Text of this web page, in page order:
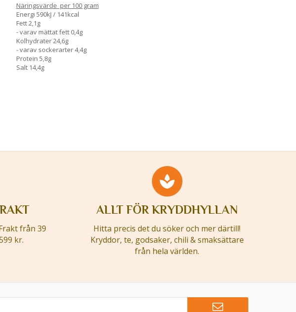
Näringsvärde per 100 gram
Energi 590kJ / 141kcal
Fett 2,1g
- varav mättat fett 0,4g
Kolhydrater 24,6g
- varav sockerarter 4,4g
Protein 5,8g
Salt 14,4g
från 39
kr.
ALLT FÖR KRYDDHYLLAN
Hitta precis det du söker och mer därtill!
Kryddor, te, godsaker, chili & smaksättare
från hela världen.